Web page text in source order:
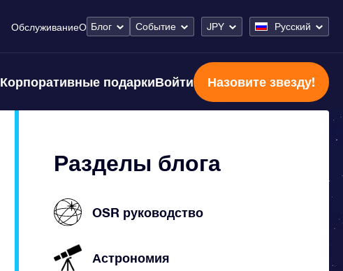
ОбслуживаниеО Блог Событие JPY Русский
Корпоративные подаркиВойти Назовите звезду!
Разделы блога
OSR руководство
Астрономия